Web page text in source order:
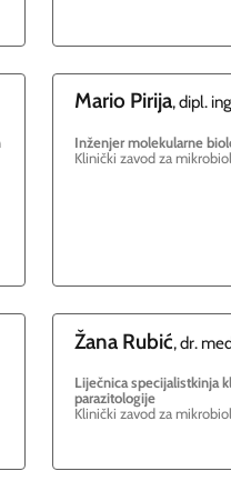
Mario Pirija, dipl.
Inženjer molekularne
Klinički zavod za
Žana Rubić, dr.
Liječnica specijalistkinja
parazitologije
Klinički zavod za